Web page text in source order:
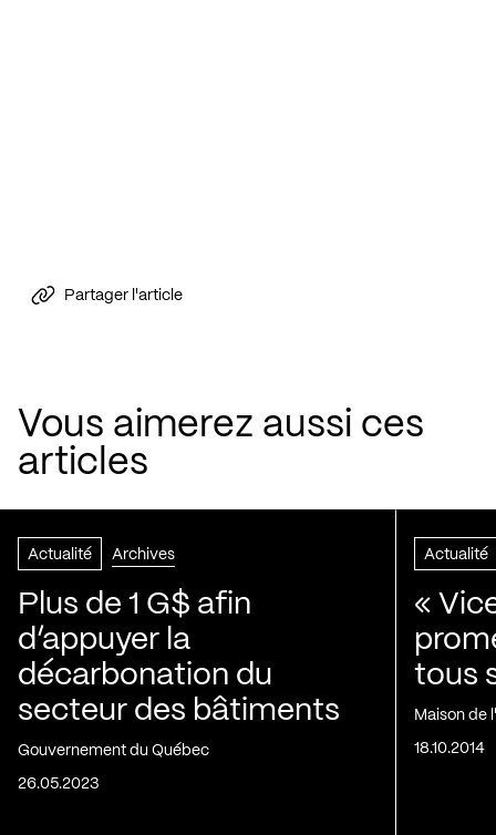
Partager l'article
Vous aimerez aussi ces
articles
Actualité Archives
Plus de 1 G$ afin
d’appuyer la
décarbonation du
secteur des bâtiments
Gouvernement du Québec
26.05.2023
Actualité
«
tous
Maison de
18.10.2014